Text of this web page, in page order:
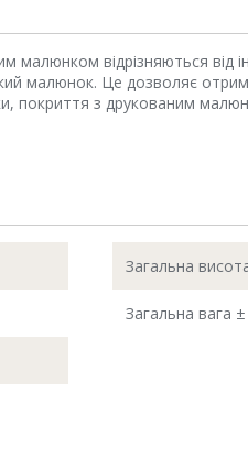
малюнком відрізняються
малюнок. Це дозволяє
покриття з друкованим
Загальна
Загальна вага